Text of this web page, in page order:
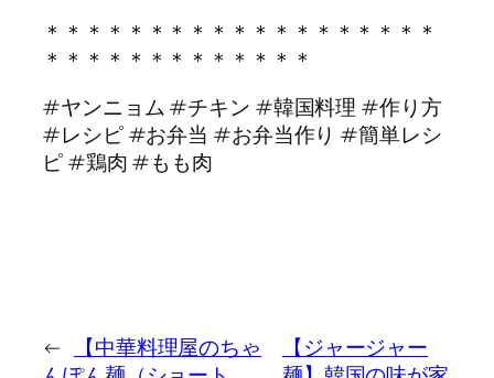
＊＊＊＊＊＊＊＊＊＊＊＊＊＊＊＊＊＊＊
＊＊＊＊＊＊＊＊＊＊＊＊＊
#ヤンニョム #チキン #韓国料理 #作り方
#レシピ #お弁当 #お弁当作り #簡単レシ
ピ #鶏肉 #もも肉
←
【中華料理屋のちゃ
【ジャージャー